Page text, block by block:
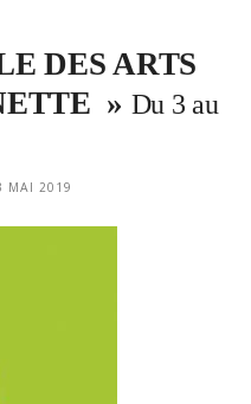
DES ARTS
» Du 3 au
MAI 2019